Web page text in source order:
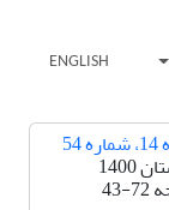
ENGLISH
1400
43-72